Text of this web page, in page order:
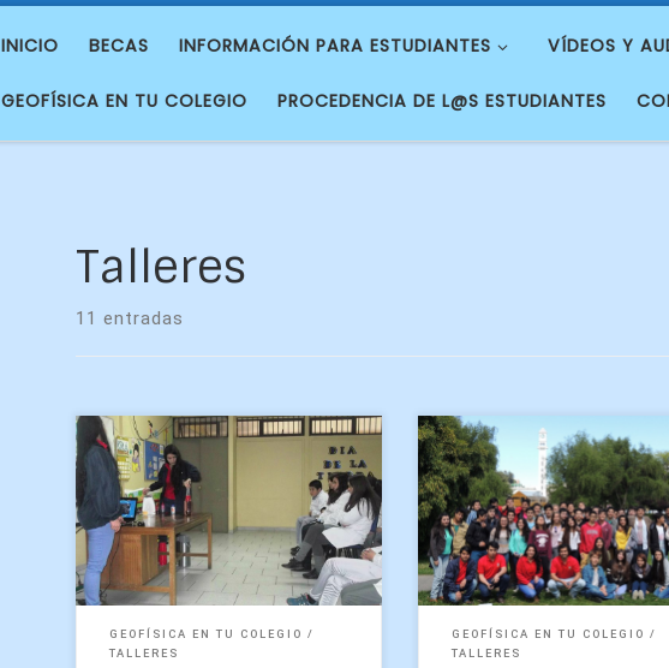
INICIO BECAS INFORMACIÓN PARA ESTUDIANTES VÍDEOS Y
GEOFÍSICA EN TU COLEGIO PROCEDENCIA DE L@S ESTUDIANTES
Talleres
11 entradas
Gracias a los esfuerzos del
senador medioambientalista
Gaylord Nelson, el 22 de abril
de 1970 fue un día histórico, ya
que millones de […]
GEOFÍSICA EN TU COLEGIO
TALLERES
El lunes 26 de
carrera de Geofísica
Universidad de
recibió la visita de los
de tercero medio, de la […]
GEOFÍSICA EN TU COLEGIO
TALLERES